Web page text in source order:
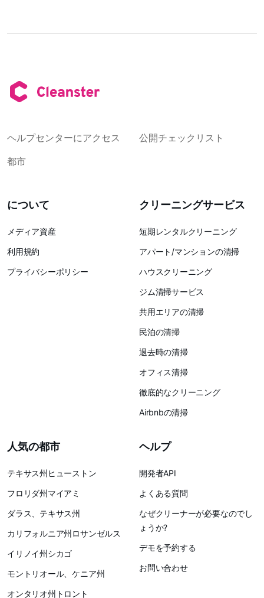
ヘルプセンターにアクセス
公開チェックリスト
都市
について
メディア資産
利用規約
プライバシーポリシー
クリーニングサービス
短期レンタルクリーニング
アパート/マンションの清掃
ハウスクリーニング
ジム清掃サービス
共用エリアの清掃
民泊の清掃
退去時の清掃
オフィス清掃
徹底的なクリーニング
Airbnbの清掃
人気の都市
テキサス州ヒューストン
フロリダ州マイアミ
ダラス、テキサス州
カリフォルニア州ロサンゼルス
イリノイ州シカゴ
モントリオール、ケニア州
オンタリオ州トロント
ヘルプ
開発者API
よくある質問
なぜクリーナーが必要なのでし
ょうか?
デモを予約する
お問い合わせ